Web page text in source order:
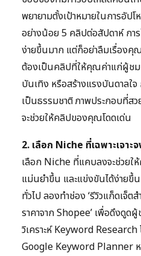
พยายามตั้งเป้าหมายในการอัป
อย่างน้อย 5 คลิปต่อสัปดาห์ กา
ง่ายขึ้นมาก แต่ก็อย่าลืมเรื่องคุ
ต้องเป็นคลิปที่ให้คุณค่าแก่ผู้ชม
บันเทิง หรือสร้างแรงบันดาลใ
เป็นธรรมชาติ ภาพประกอบที่ส
จะช่วยให้คลิปของคุณโดดเด่น
2. เลือก Niche ที่เฉพาะเจาะ
เลือก Niche ที่แคบลงจะช่วยใ
แม่นยำขึ้น และแข่งขันได้ง่ายขึ้
ทั่วไป ลองทำช่อง ‘รีวิวแก็ดเจ็ต
ราคาจาก Shopee’ เพื่อดึงดูด
วิเคราะห์ Keyword Research
Google Keyword Planner